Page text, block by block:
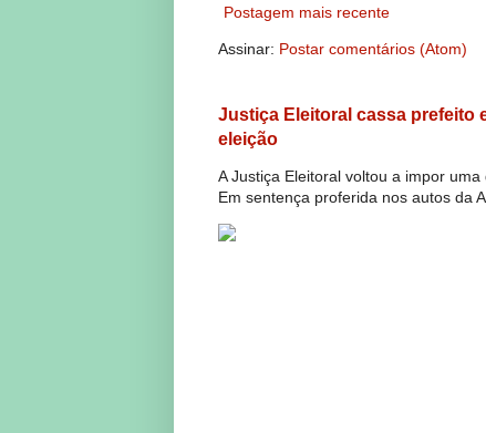
Postagem mais recente
Assinar: Postar comentários (Atom)
Justiça Eleitoral cassa prefeito
eleição
A Justiça Eleitoral voltou a impor
Em sentença proferida nos autos da